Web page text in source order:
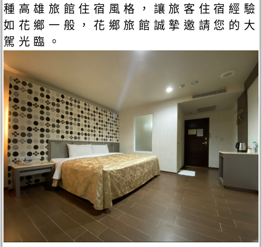
種高雄旅館住宿風格，讓旅客住宿經驗
如花鄉一般，花鄉旅館誠摯邀請您的大
駕光臨。